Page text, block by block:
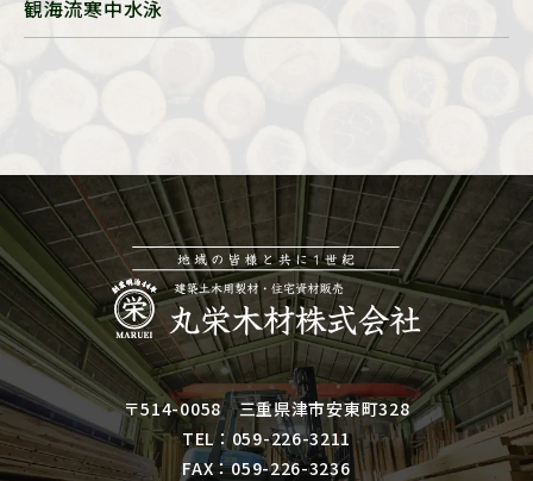
観海流寒中水泳
〒514-0058 三重県津市安東町328
TEL： 059-226-3211
FAX：059-226-3236